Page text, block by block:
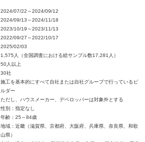
2024/07/22～2024/09/12
2024/09/13～2024/11/18
2023/10/19～2023/11/13
2022/09/27～2022/10/17
2025/02/03
1,575人（全国調査における総サンプル数17,281人）
50人以上
30社
施工を基本的にすべて自社または自社グループで行っているビ
ルダー
ただし、ハウスメーカー、デベロッパーは対象外とする
性別：指定なし
年齢：25～84歳
地域：近畿（滋賀県、京都府、大阪府、兵庫県、奈良県、和歌
山県）